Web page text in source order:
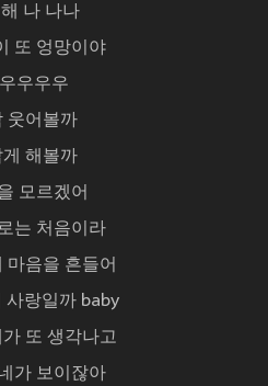
나 나나
또 엉망이야
우우우
웃어볼까
게 해볼까
모르겠어
는 처음이라
마음을 흔들어
사랑일까 baby
또 생각나고
가 보이잖아